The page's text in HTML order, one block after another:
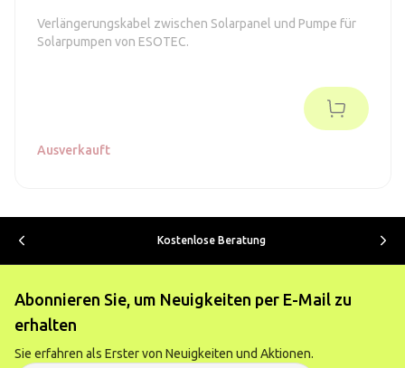
Verlängerungskabel zwischen Solarpanel und Pumpe für
Solarpumpen von ESOTEC.
Ausverkauft
Kostenlose Beratung
Abonnieren Sie, um Neuigkeiten per E-Mail zu
erhalten
Sie erfahren als Erster von Neuigkeiten und Aktionen.